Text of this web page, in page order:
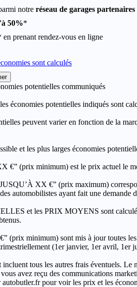
notre réseau de garages partenaires
50%*
prenant rendez-vous en ligne
sont calculés
potentielles communiqués
économies potentielles indiqués sont
peuvent varier en fonction de la
et les plus larges économies
(prix minimum) est le prix actuel le
XX €” (prix maximum)
automobilistes ayant fait une demande
et les PRIX MOYENS sont calculés
minimum) sont mis à jour toutes les
(1er janvier, 1er avril, 1er
tous les autres frais éventuels.
avez reçu des communications
pour voir les prix et les